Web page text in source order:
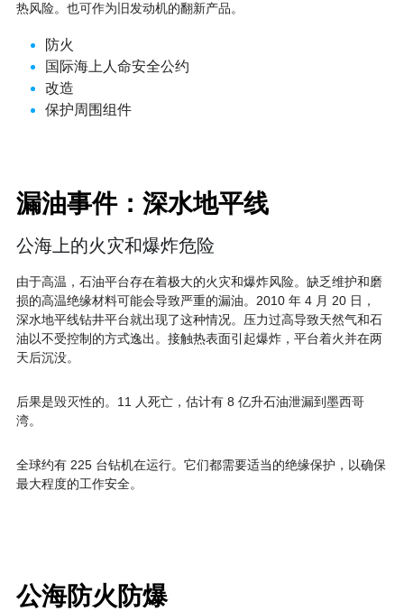
热风险。也可作为旧发动机的翻新产品。
防火
国际海上人命安全公约
改造
保护周围组件
漏油事件：深水地平线
公海上的火灾和爆炸危险
由于高温，石油平台存在着极大的火灾和爆炸风险。缺乏维护和磨
损的高温绝缘材料可能会导致严重的漏油。2010 年 4 月 20 日，
深水地平线钻井平台就出现了这种情况。压力过高导致天然气和石
油以不受控制的方式逸出。接触热表面引起爆炸，平台着火并在两
天后沉没。
后果是毁灭性的。11 人死亡，估计有 8 亿升石油泄漏到墨西哥
湾。
全球约有 225 台钻机在运行。它们都需要适当的绝缘保护，以确保
最大程度的工作安全。
公海防火防爆